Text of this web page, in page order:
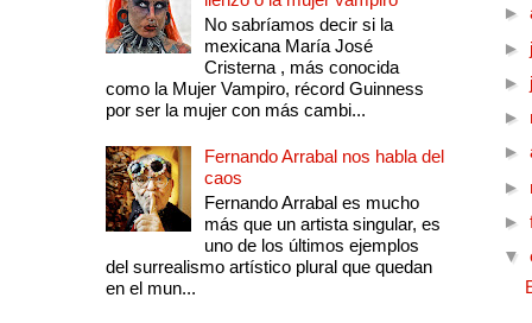
No sabríamos decir si la
mexicana María José
Cristerna , más conocida
como la Mujer Vampiro, récord Guinness
por ser la mujer con más cambi...
Fernando Arrabal nos habla del
caos
Fernando Arrabal es mucho
más que un artista singular, es
uno de los últimos ejemplos
del surrealismo artístico plural que quedan
en el mun...
►
►
►
►
►
►
►
▼